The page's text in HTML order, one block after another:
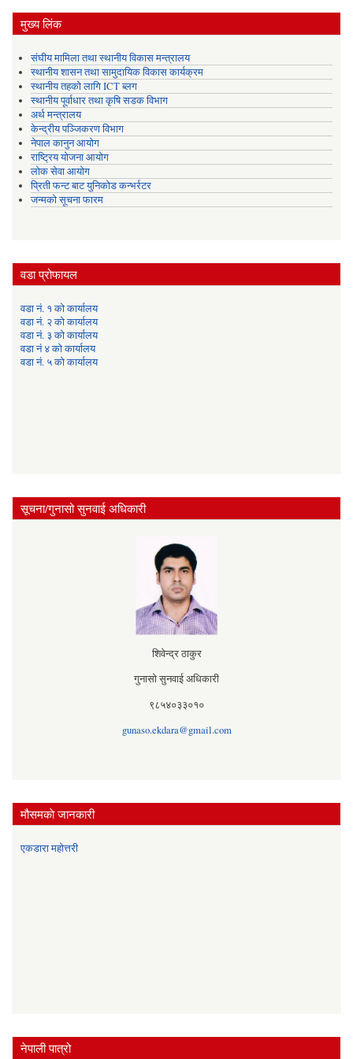
मुख्य लिंक
संघीय मामिला तथा स्थानीय विकास मन्त्रालय
स्थानीय शासन तथा सामुदायिक विकास कार्यक्रम
स्थानीय तहको लागि ICT ब्लग
स्थानीय पूर्वाधार तथा कृषि सडक विभाग
अर्थ मन्त्रालय
केन्द्रीय पञ्जिकरण विभाग
नेपाल कानुन आयोग
राष्ट्रिय योजना आयोग
लोक सेवा आयोग
प्रिती फन्ट बाट युनिकोड कन्भर्रटर
जन्मको सूचना फारम
वडा प्रोफायल
वडा नं. १ को कार्यालय
वडा नं. २ को कार्यालय
वडा नं. ३ को कार्यालय
वडा नं ४ को कार्यालय
वडा नं. ५ को कार्यालय
सूचना/गुनासो सुनवाई अधिकारी
शिवेन्द्र ठाकुर
गुनासो सुनवाई अधिकारी
९८५४०३३०१०
gunaso.ekdara@gmail.com
मौसमकाे जानकारी
एकडारा महोत्तरी
नेपाली पात्रो